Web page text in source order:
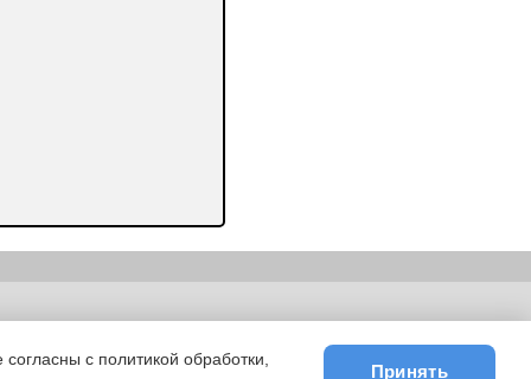
|E-mail
с политикой обработки,
Принять